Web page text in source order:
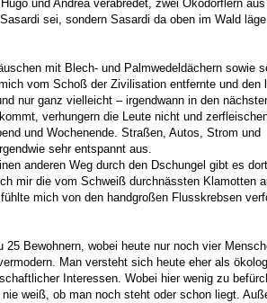
und Andrea verabredet, zwei Ökodörflern
sei, sondern Sasardi da oben im Wald
mit Blech- und Palmwedeldächern sowie
vom Schoß der Zivilisation entfernte und den
nur ganz vielleicht – irgendwann in den
verhungern die Leute nicht und
und Wochenende. Straßen, Autos, Strom und
sehr entspannt aus.
anderen Weg durch den Dschungel gibt es
mir die vom Schweiß durchnässten Klamotten
mich von den handgroßen Flusskrebsen
Bewohnern, wobei heute nur noch vier
Man versteht sich heute eher als
Interessen. Wobei hier wenig zu
weiß, ob man noch steht oder schon liegt.